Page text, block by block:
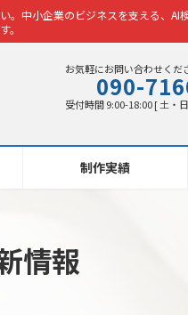
中小企業のビジネスを支える、
。
お気軽にお問い合わせくだ
090-
受付時間 9:00-18:00 [ 土・
制作実績
情報